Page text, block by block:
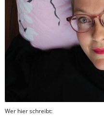
Wer hier schreibt: